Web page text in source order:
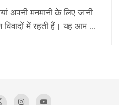
अपनी मनमानी के लिए जानी
विवादों में रहती हैं। यह आम ...